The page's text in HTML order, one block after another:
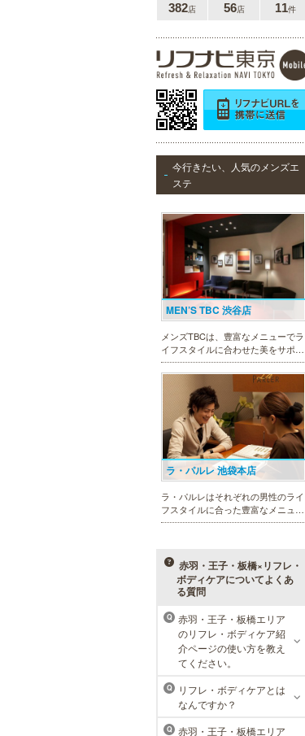
382店 56店 11件
今行きたい、人気のメンズエ
ステ
MEN’S TBC 渋谷店
メンズTBCは、豊富なメニューでラ
イフスタイルに合わせた美をサポー
トします。今男性にも人気の脱毛、
フェイシャルケア、引き締め他、各
種お得な体験コースもご用意。老舗
ならではの技術と実績が人気のひみ
つです。
ラ・パルレ 池袋本店
ラ・パルレはそれぞれの男性のライ
フスタイルに合った豊富なメニュー
で、男性の美をサポート。第一印象
も安心の体験コースも多数ご用意。
癒し本舗 東京店
専任の講師による研修をクリアし
た、技術力の高い 「本物のセラピ
スト」 のみ在籍しております。是
非、お気軽にお問い合わせくださ
い！
赤羽・王子・板橋×リフレ・
ボディケアについてよくあ
る質問
Q
赤羽・王子・板橋エリア
のリフレ・ボディケア紹
介ページの使い方を教え
てください。
Q
リフレ・ボディケアとは
なんですか？
Q 赤羽・王子・板橋エリア